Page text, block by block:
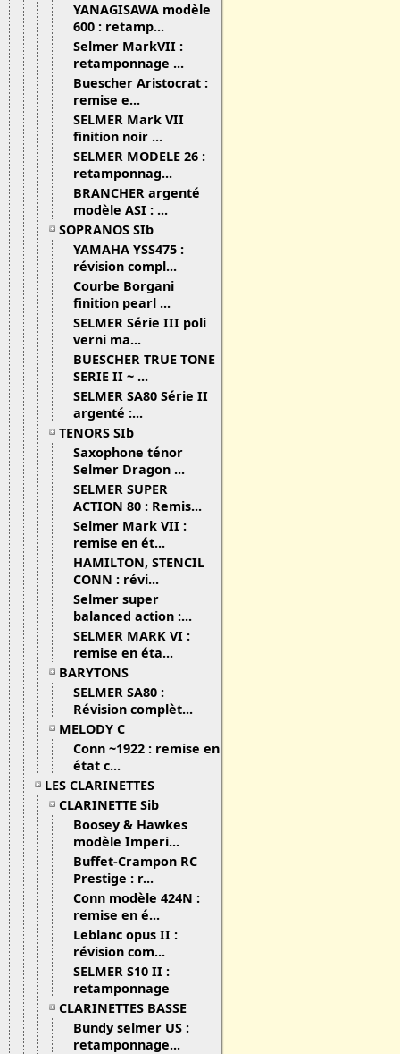
YANAGISAWA modèle
600 : retamp...
Selmer MarkVII :
retamponnage ...
Buescher Aristocrat :
remise e...
SELMER Mark VII
finition noir ...
SELMER MODELE 26 :
retamponnag...
BRANCHER argenté
modèle ASI : ...
SOPRANOS SIb
YAMAHA YSS475 :
révision compl...
Courbe Borgani
finition pearl ...
SELMER Série III poli
verni ma...
BUESCHER TRUE TONE
SERIE II ~ ...
SELMER SA80 Série II
argenté :...
TENORS SIb
Saxophone ténor
Selmer Dragon ...
SELMER SUPER
ACTION 80 : Remis...
Selmer Mark VII :
remise en ét...
HAMILTON, STENCIL
CONN : révi...
Selmer super
balanced action :...
SELMER MARK VI :
remise en éta...
BARYTONS
SELMER SA80 :
Révision complèt...
MELODY C
Conn ~1922 : remise en
état c...
LES CLARINETTES
CLARINETTE Sib
Boosey & Hawkes
modèle Imperi...
Buffet-Crampon RC
Prestige : r...
Conn modèle 424N :
remise en é...
Leblanc opus II :
révision com...
SELMER S10 II :
retamponnage
CLARINETTES BASSE
Bundy selmer US :
retamponnage...